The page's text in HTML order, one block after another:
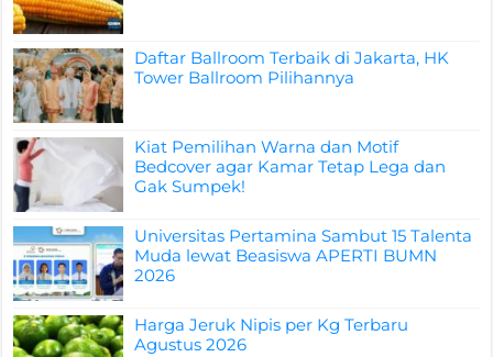
Daftar Ballroom Terbaik di Jakarta, HK
Tower Ballroom Pilihannya
Kiat Pemilihan Warna dan Motif
Bedcover agar Kamar Tetap Lega dan
Gak Sumpek!
Universitas Pertamina Sambut 15 Talenta
Muda lewat Beasiswa APERTI BUMN
2026
Harga Jeruk Nipis per Kg Terbaru
Agustus 2026